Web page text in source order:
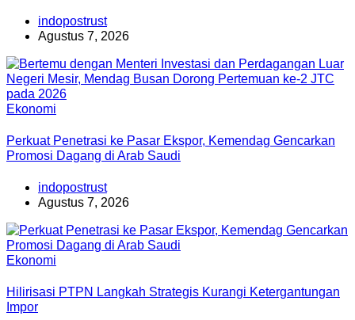
indopostrust
Agustus 7, 2026
Ekonomi
Perkuat Penetrasi ke Pasar Ekspor, Kemendag Gencarkan
Promosi Dagang di Arab Saudi
indopostrust
Agustus 7, 2026
Ekonomi
Hilirisasi PTPN Langkah Strategis Kurangi Ketergantungan
Impor